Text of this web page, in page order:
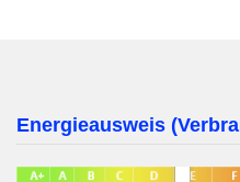
Energieausweis